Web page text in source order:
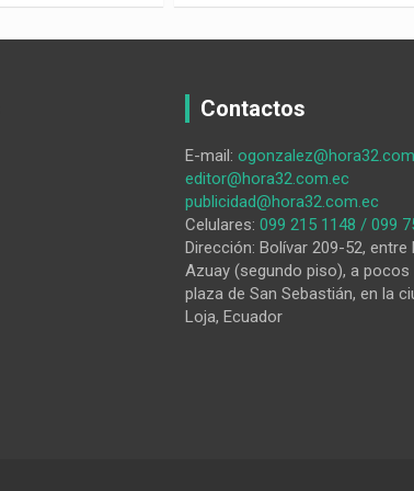
Contactos
E-mail:
editor@hora32.com.ec
publicidad@hora32.com.ec
Celulares: 099 215 1148 / 099
Dirección: Bolívar 209-52, entre
Azuay (segundo piso), a
plaza de San Sebastián, en la
Loja, Ecuador